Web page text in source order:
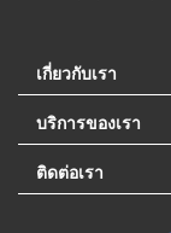
เกี่ยวกับเรา
บริการของเรา
ติดต่อเรา